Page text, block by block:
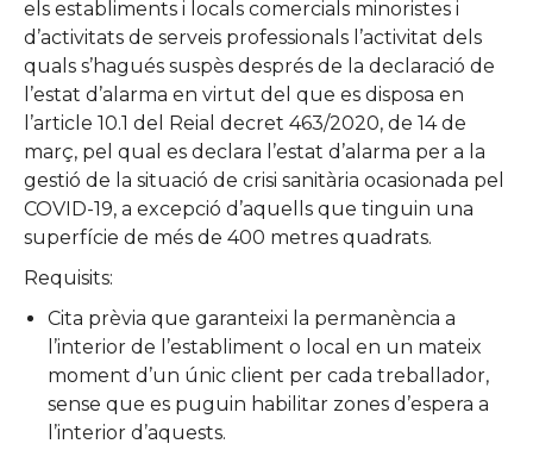
els establiments i locals comercials minoristes i
d’activitats de serveis professionals l’activitat dels
quals s’hagués suspès després de la declaració de
l’estat d’alarma en virtut del que es disposa en
l’article 10.1 del Reial decret 463/2020, de 14 de
març, pel qual es declara l’estat d’alarma per a la
gestió de la situació de crisi sanitària ocasionada pel
COVID-19, a excepció d’aquells que tinguin una
superfície de més de 400 metres quadrats.
Requisits:
Cita prèvia que garanteixi la permanència a
l’interior de l’establiment o local en un mateix
moment d’un únic client per cada treballador,
sense que es puguin habilitar zones d’espera a
l’interior d’aquests.